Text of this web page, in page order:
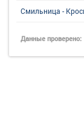
Смильница -
Данные проверено: